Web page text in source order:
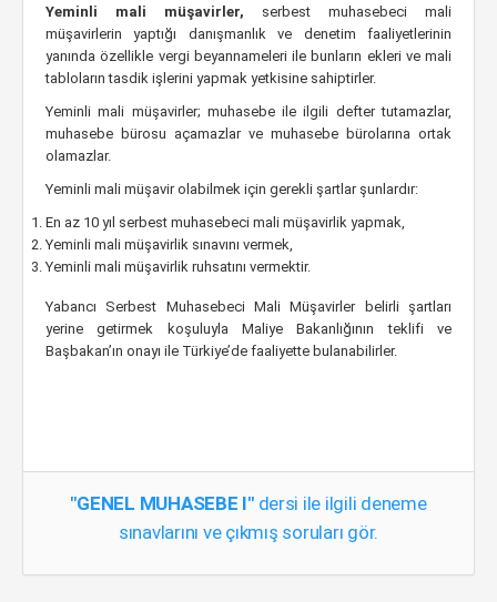
Yeminli mali müşavirler, serbest muhasebeci mali
müşavirlerin yaptığı danışmanlık ve denetim faaliyetlerinin
yanında özellikle vergi beyannameleri ile bunların ekleri ve mali
tabloların tasdik işlerini yapmak yetkisine sahiptirler.
Yeminli mali müşavirler; muhasebe ile ilgili defter tutamazlar,
muhasebe bürosu açamazlar ve muhasebe bürolarına ortak
olamazlar.
Yeminli mali müşavir olabilmek için gerekli şartlar şunlardır:
En az 10 yıl serbest muhasebeci mali müşavirlik yapmak,
Yeminli mali müşavirlik sınavını vermek,
Yeminli mali müşavirlik ruhsatını vermektir.
Yabancı Serbest Muhasebeci Mali Müşavirler belirli şartları
yerine getirmek koşuluyla Maliye Bakanlığının teklifi ve
Başbakan’ın onayı ile Türkiye’de faaliyette bulanabilirler.
"GENEL MUHASEBE I"dersi ile ilgili deneme
sınavlarını ve çıkmış soruları gör.